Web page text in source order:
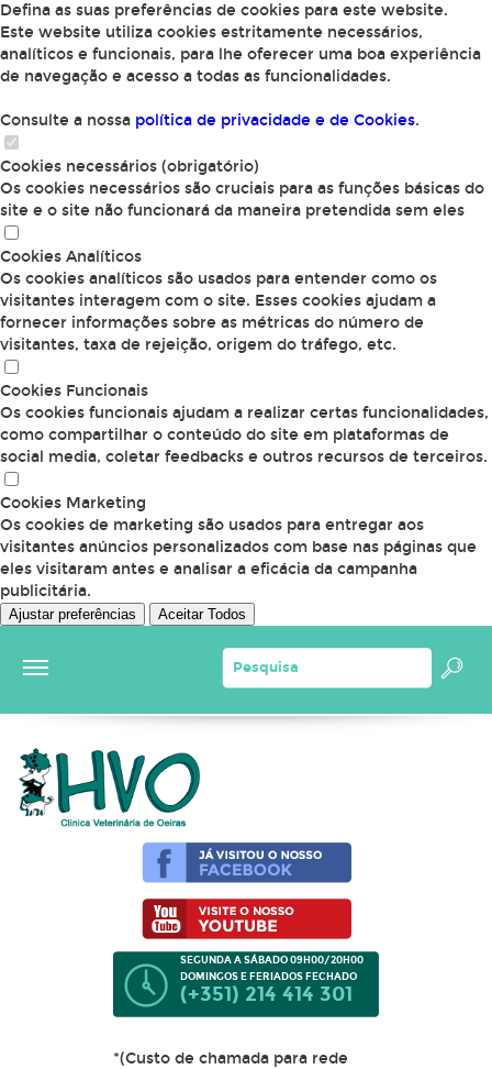
Defina as suas preferências de cookies para este website.
Este website utiliza cookies estritamente necessários,
analíticos e funcionais, para lhe oferecer uma boa experiência
de navegação e acesso a todas as funcionalidades.
Consulte a nossa política de privacidade e de Cookies.
Cookies necessários (obrigatório)
Os cookies necessários são cruciais para as funções básicas do
site e o site não funcionará da maneira pretendida sem eles
Cookies Analíticos
Os cookies analíticos são usados para entender como os
visitantes interagem com o site. Esses cookies ajudam a
fornecer informações sobre as métricas do número de
visitantes, taxa de rejeição, origem do tráfego, etc.
Cookies Funcionais
Os cookies funcionais ajudam a realizar certas funcionalidades,
como compartilhar o conteúdo do site em plataformas de
social media, coletar feedbacks e outros recursos de terceiros.
Cookies Marketing
Os cookies de marketing são usados para entregar aos
visitantes anúncios personalizados com base nas páginas que
eles visitaram antes e analisar a eficácia da campanha
publicitária.
Ajustar preferências Aceitar Todos
SEGUNDA A SÁBADO 09H00/20H00
DOMINGOS E FERIADOS FECHADO
(+351) 214 414 301
*(Custo de chamada para rede